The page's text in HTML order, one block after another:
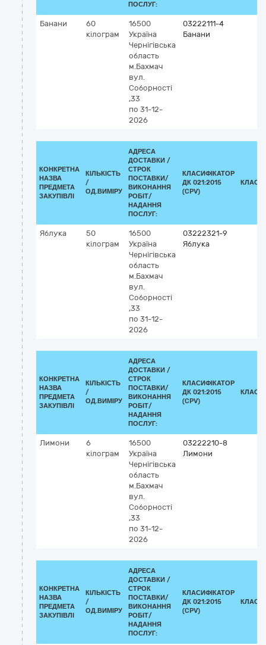
ПОСЛУГ:
Банани
60
кілограм
16500
Україна
Чернігівська
область
м.Бахмач
вул.
Соборності
,33
по 31-12-
2026
03222111-4
Банани
КОНКРЕТНА
НАЗВА
ПРЕДМЕТА
ЗАКУПІВЛІ
КІЛЬКІСТЬ
/
ОД.ВИМІРУ
АДРЕСА
ДОСТАВКИ /
СТРОК
ПОСТАВКИ/
ВИКОНАННЯ
РОБІТ/
НАДАННЯ
ПОСЛУГ:
КЛАСИФІКАТОР
ДК 021:2015
(CPV)
Яблука
50
кілограм
16500
Україна
Чернігівська
область
м.Бахмач
вул.
Соборності
,33
по 31-12-
2026
03222321-9
Яблука
КОНКРЕТНА
НАЗВА
ПРЕДМЕТА
ЗАКУПІВЛІ
КІЛЬКІСТЬ
/
ОД.ВИМІРУ
АДРЕСА
ДОСТАВКИ /
СТРОК
ПОСТАВКИ/
ВИКОНАННЯ
РОБІТ/
НАДАННЯ
ПОСЛУГ:
КЛАСИФІКАТОР
ДК 021:2015
(CPV)
Лимони
6
кілограм
16500
Україна
Чернігівська
область
м.Бахмач
вул.
Соборності
,33
по 31-12-
2026
03222210-8
Лимони
КОНКРЕТНА
НАЗВА
ПРЕДМЕТА
ЗАКУПІВЛІ
КІЛЬКІСТЬ
/
ОД.ВИМІРУ
АДРЕСА
ДОСТАВКИ /
СТРОК
ПОСТАВКИ/
ВИКОНАННЯ
РОБІТ/
НАДАННЯ
ПОСЛУГ:
КЛАСИФІКАТОР
ДК 021:2015
(CPV)